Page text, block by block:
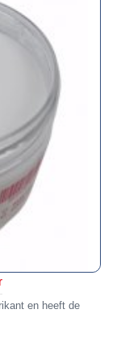
en heeft de